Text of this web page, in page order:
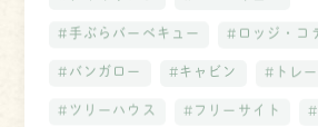
#手ぶらバーベキュー #ロッジ・コ
#バンガロー #キャビン #トレ
#ツリーハウス #フリーサイト